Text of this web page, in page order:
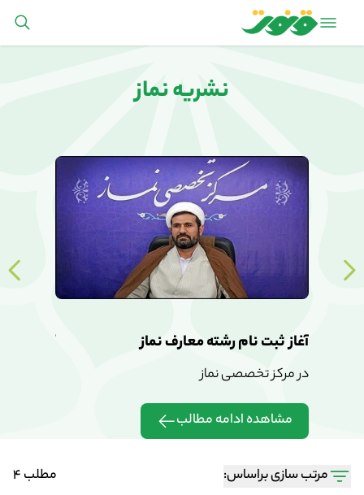
نشریه نماز
آغاز ثبت نام رشته معارف نماز
در مرکز تخصصی نماز
مشاهده ادامه مطالب
مرتب سازی براساس: مطلب 4